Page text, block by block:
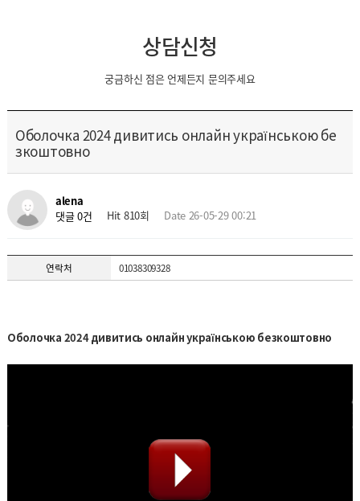
상담신청
궁금하신 점은 언제든지 문의주세요
Оболочка 2024 дивитись онлайн українською бе
зкоштовно
alena
댓글 0건
Hit 810회 Date 26-05-29 00:21
연락처 01038309328
Оболочка 2024 дивитись онлайн українською безкоштовно